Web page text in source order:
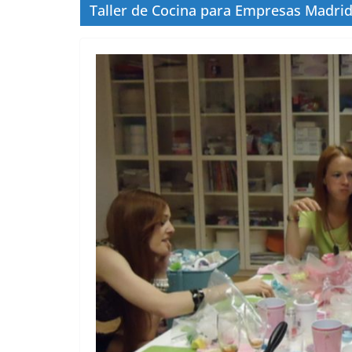
Taller de Cocina para Empresas Madrid